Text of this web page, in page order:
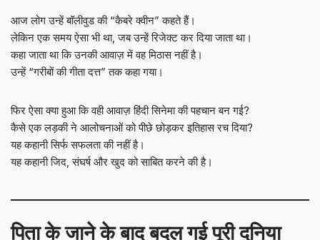
आज लोग उन्हें बॉलीवुड की “कैबरे क्वीन” कहते हैं।
लेकिन एक समय ऐसा भी था, जब उन्हें रिजेक्ट कर दिया जाता था।
कहा जाता था कि उनकी आवाज़ में वह मिठास नहीं है।
उन्हें “गरीबों की गीता दत्त” तक कहा गया।
फिर ऐसा क्या हुआ कि वही आवाज़ हिंदी सिनेमा की पहचान बन गई?
कैसे एक लड़की ने आलोचनाओं को पीछे छोड़कर इतिहास रच दिया?
यह कहानी सिर्फ सफलता की नहीं है।
यह कहानी जिद, संघर्ष और खुद को साबित करने की है।
पिता के जाने के बाद बदल गई पूरी दुनिया